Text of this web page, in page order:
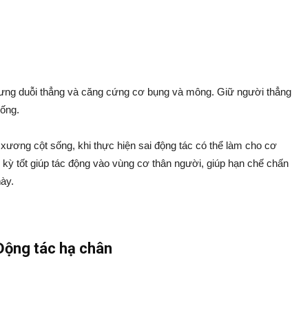
duỗi thẳng và căng cứng cơ bụng và mông. Giữ người thẳng
cột sống, khi thực hiện sai động tác có thể làm cho cơ
tốt giúp tác động vào vùng cơ thân người, giúp hạn chế chấn
tác hạ chân